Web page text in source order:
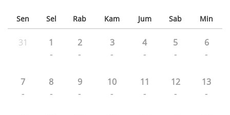
Sen Sel Rab Kam Jum Sab Min
31 1
-
2
-
3
-
4
-
5
-
6
-
7
-
8
-
9
-
10
-
11
-
12
-
13
-